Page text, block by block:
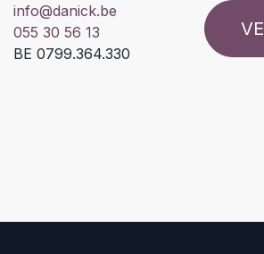
info@danick.be
055 30 56 13
BE 0799.364.330